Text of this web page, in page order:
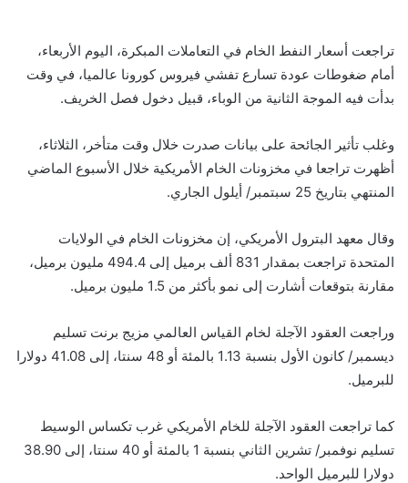
تراجعت أسعار النفط الخام في التعاملات المبكرة، اليوم الأربعاء،
أمام ضغوطات عودة تسارع تفشي فيروس كورونا عالميا، في وقت
بدأت فيه الموجة الثانية من الوباء، قبيل دخول فصل الخريف.
وغلب تأثير الجائحة على بيانات صدرت خلال وقت متأخر، الثلاثاء،
أظهرت تراجعا في مخزونات الخام الأمريكية خلال الأسبوع الماضي
المنتهي بتاريخ 25 سبتمبر/ أيلول الجاري.
وقال معهد البترول الأمريكي، إن مخزونات الخام في الولايات
المتحدة تراجعت بمقدار 831 ألف برميل إلى 494.4 مليون برميل،
مقارنة بتوقعات أشارت إلى نمو بأكثر من 1.5 مليون برميل.
وراجعت العقود الآجلة لخام القياس العالمي مزيج برنت تسليم
ديسمبر/ كانون الأول بنسبة 1.13 بالمئة أو 48 سنتا، إلى 41.08 دولارا
للبرميل.
كما تراجعت العقود الآجلة للخام الأمريكي غرب تكساس الوسيط
تسليم نوفمبر/ تشرين الثاني بنسبة 1 بالمئة أو 40 سنتا، إلى 38.90
دولارا للبرميل الواحد.